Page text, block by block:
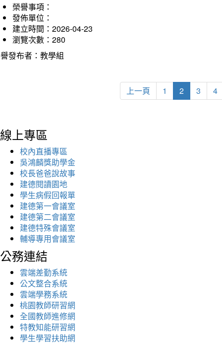
榮譽事項：
發佈單位：
建立時間：2026-04-23
瀏覽次數：280
發布者：教學組
上一頁 1 2 3 4
線上專區
校內直播專區
吳鴻麟獎助學金
校長爸爸說故事
建德閱讀園地
學生病假回報單
建德第一會議室
建德第二會議室
建德特殊會議室
輔導專用會議室
公務連結
雲端差勤系統
公文整合系統
雲端學務系統
桃園教師研習網
全國教師進修網
特教知能研習網
學生學習扶助網